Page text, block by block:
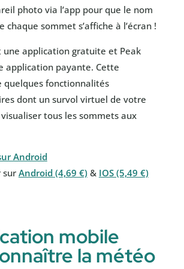
photo via l’app pour que le nom
chaque sommet s’affiche à l’écran !
une application gratuite et Peak
application payante. Cette
quelques fonctionnalités
dont un survol virtuel de votre
tous les sommets aux
Android
surAndroid (4,69 €)& IOS (5,49 €)
mobile
la météo